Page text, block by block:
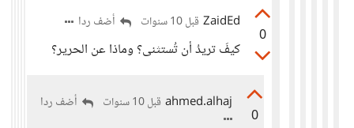
0
ZaidEd قبل 10 سنوات أضف ردا
كيفَ تريدُ أن تُستثنى؟ وماذا عن الحرير؟
0
ahmed.alhaj قبل 10 سنوات أضف ردا